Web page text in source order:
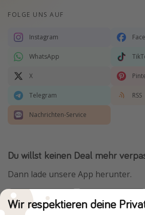
FOLGE UNS AUF
Instagram
WhatsApp
X
Telegram RSS
Nachrichten-Service
Du willst keinen Deal mehr
Dann lade unsere App herunter.
Wir respektieren deine